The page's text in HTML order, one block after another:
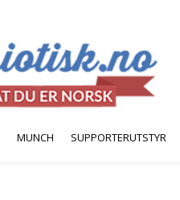
MUNCH SUPPORTERUTSTYR